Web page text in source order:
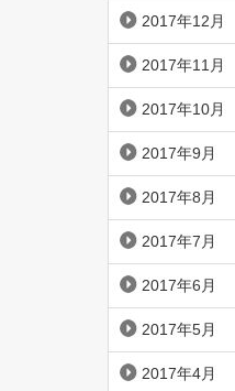
2017年12月
2017年11月
2017年10月
2017年9月
2017年8月
2017年7月
2017年6月
2017年5月
2017年4月